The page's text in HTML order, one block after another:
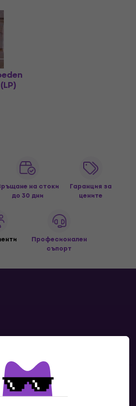
на стоки
до 30 дни
Гаранция за
цените
Професионален
съпорт
Контакти